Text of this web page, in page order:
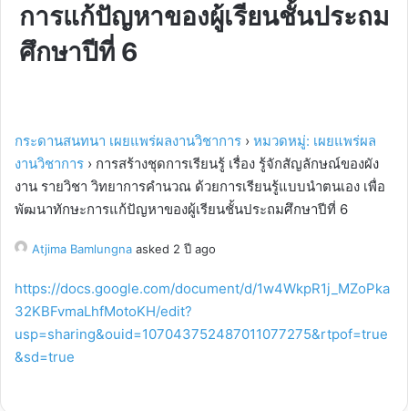
การแก้ปัญหาของผู้เรียนชั้นประถม
ศึกษาปีที่ 6
กระดานสนทนา เผยแพร่ผลงานวิชาการ › หมวดหมู่: เผยแพร่ผล
งานวิชาการ › การสร้างชุดการเรียนรู้ เรื่อง รู้จักสัญลักษณ์ของผัง
งาน รายวิชา วิทยาการคำนวณ ด้วยการเรียนรู้แบบนำตนเอง เพื่อ
พัฒนาทักษะการแก้ปัญหาของผู้เรียนชั้นประถมศึกษาปีที่ 6
Atjima Bamlungna asked 2 ปี ago
https://docs.google.com/document/d/1w4WkpR1j_MZoPka
32KBFvmaLhfMotoKH/edit?
usp=sharing&ouid=107043752487011077275&rtpof=true
&sd=true